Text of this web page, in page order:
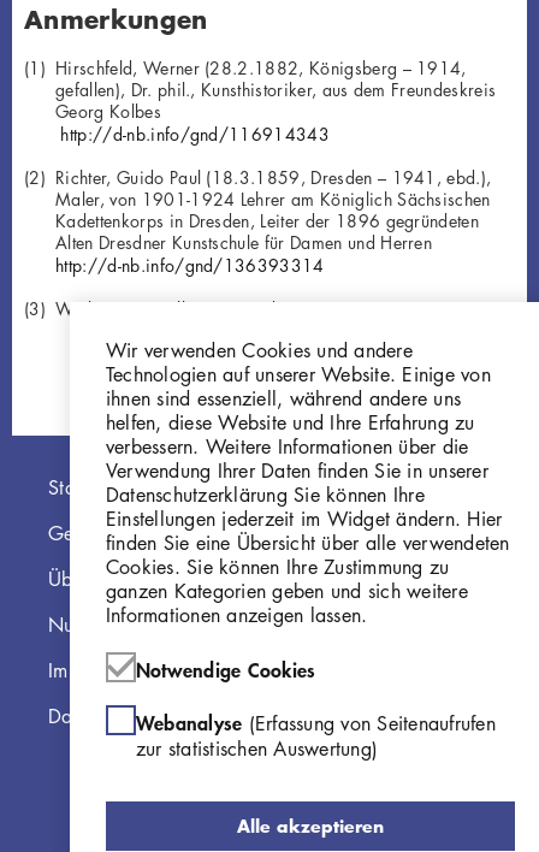
Anmerkungen
Hirschfeld, Werner (28.2.1882, Königsberg – 1914,
gefallen), Dr. phil., Kunsthistoriker, aus dem Freundeskreis
Georg Kolbes
http://d-nb.info/gnd/116914343
Richter, Guido Paul (18.3.1859, Dresden – 1941, ebd.),
Maler, von 1901-1924 Lehrer am Königlich Sächsischen
Kadettenkorps in Dresden, Leiter der 1896 gegründeten
Alten Dresdner Kunstschule für Damen und Herren
http://d-nb.info/gnd/136393314
Werk Georg Kolbes, Liegende, 1903, Gips
Hauptnavigation
Startseite
Georg Kolbe Museum
Über die Online Sammlung
Nutzungshinweise
Impressum
Datenschutzerklärung
Wir verwenden Cookies und andere
Technologien auf unserer Website. Einige von
ihnen sind essenziell, während andere uns
helfen, diese Website und Ihre Erfahrung zu
verbessern. Weitere Informationen über die
Verwendung Ihrer Daten finden Sie in unserer
Datenschutzerklärung Sie können Ihre
Einstellungen jederzeit im Widget ändern. Hier
finden Sie eine Übersicht über alle verwendeten
Cookies. Sie können Ihre Zustimmung zu
ganzen Kategorien geben und sich weitere
Informationen anzeigen lassen.
Notwendige Cookies
Webanalyse (Erfassung von Seitenaufrufen
zur statistischen Auswertung)
Alle akzeptieren